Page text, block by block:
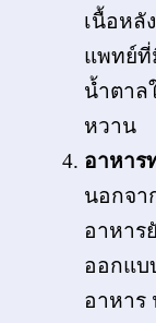
เนื้อหลั
แพทย์ที่
น้ำตาล
หวาน
อาหาร
นอกจา
อาหาร
ออกแบ
อาหาร